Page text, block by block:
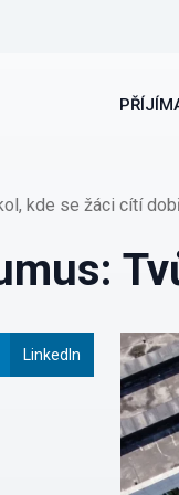
kde se žáci cítí
LinkedIn